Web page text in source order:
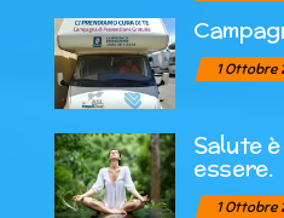
1 Ottobre
Salute
essere.
1 Ottobre